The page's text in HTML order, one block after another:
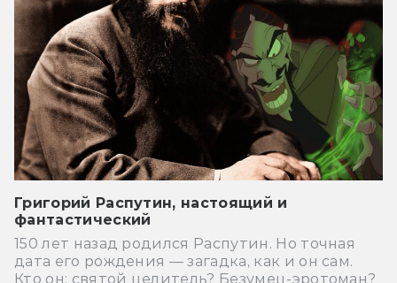
Григорий Распутин, настоящий и
фантастический
150 лет назад родился Распутин. Но точная
дата его рождения — загадка, как и он сам.
Кто он: святой целитель? Безумец-эротоман?